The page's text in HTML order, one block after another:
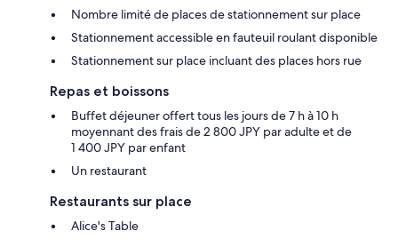
Nombre limité de places de stationnement sur place
Stationnement accessible en fauteuil roulant disponible
Stationnement sur place incluant des places hors rue
Repas et boissons
Buffet déjeuner offert tous les jours de 7 h à 10 h
moyennant des frais de 2 800 JPY par adulte et de
1 400 JPY par enfant
Un restaurant
Restaurants sur place
Alice's Table